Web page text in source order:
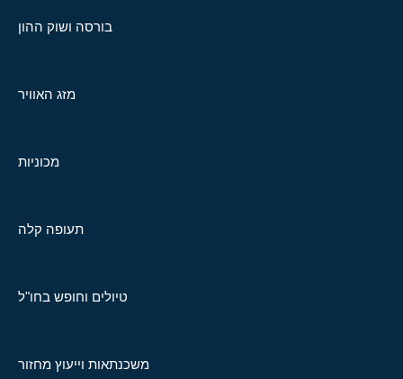
בורסה ושוק ההון
מזג האוויר
מכוניות
תעופה קלה
טיולים וחופש בחו"ל
משכנתאות וייעוץ מחזור